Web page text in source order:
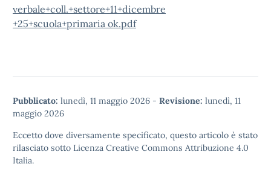
verbale+coll.+settore+11+dicembre
+25+scuola+primaria ok.pdf
Pubblicato: lunedì, 11 maggio 2026 - Revisione: lunedì, 11
maggio 2026
Eccetto dove diversamente specificato, questo articolo è stato
rilasciato sotto Licenza Creative Commons Attribuzione 4.0
Italia.